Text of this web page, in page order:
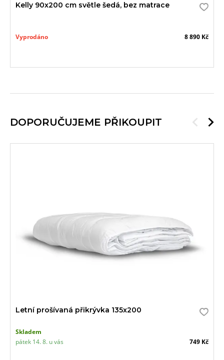
Kelly 90x200 cm světle šedá, bez matrace
Vyprodáno 8 890 Kč
DOPORUČUJEME PŘIKOUPIT
Letní prošívaná přikrývka 135x200
Skladem
pátek 14. 8. u vás
749 Kč